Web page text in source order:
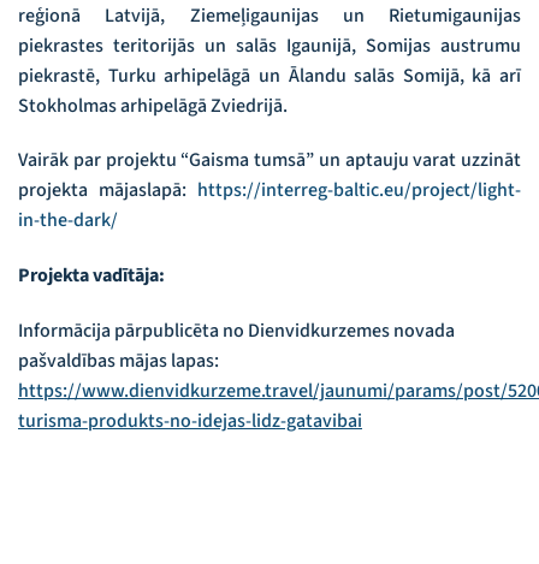
reģionā Latvijā, Ziemeļigaunijas un Rietumigaunijas
piekrastes teritorijās un salās Igaunijā, Somijas austrumu
piekrastē, Turku arhipelāgā un Ālandu salās Somijā, kā arī
Stokholmas arhipelāgā Zviedrijā.
Vairāk par projektu “Gaisma tumsā” un aptauju varat uzzināt
projekta mājaslapā: https://interreg-baltic.eu/project/light-
in-the-dark/
Projekta vadītāja:
Informācija pārpublicēta no Dienvidkurzemes novada
pašvaldības mājas lapas:
https://www.dienvidkurzeme.travel/jaunumi/params/post/
turisma-produkts-no-idejas-lidz-gatavibai